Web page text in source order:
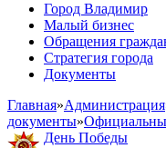
Город Владимир
Малый бизнес
Обращения
Стратегия города
Документы
Главная»Администрация
документы»
День Победы